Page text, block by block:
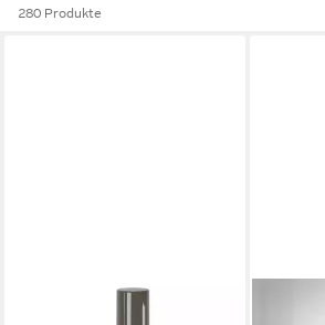
280 Produkte